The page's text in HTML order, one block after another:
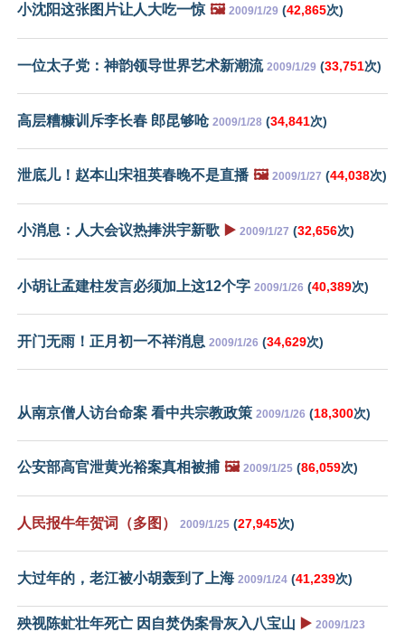
小沈阳这张图片让人大吃一惊 🖼️ 2009/1/29 (42,865次)
一位太子党：神韵领导世界艺术新潮流 2009/1/29 (33,751次)
高层糟糠训斥李长春 郎昆够呛 2009/1/28 (34,841次)
泄底儿！赵本山宋祖英春晚不是直播 🖼️ 2009/1/27 (44,038次)
小消息：人大会议热捧洪宇新歌 ▶️ 2009/1/27 (32,656次)
小胡让孟建柱发言必须加上这12个字 2009/1/26 (40,389次)
开门无雨！正月初一不祥消息 2009/1/26 (34,629次)
从南京僧人访台命案 看中共宗教政策 2009/1/26 (18,300次)
公安部高官泄黄光裕案真相被捕 🖼️ 2009/1/25 (86,059次)
人民报牛年贺词（多图） 2009/1/25 (27,945次)
大过年的，老江被小胡轰到了上海 2009/1/24 (41,239次)
殃视陈虻壮年死亡 因自焚伪案骨灰入八宝山 ▶️ 2009/1/23